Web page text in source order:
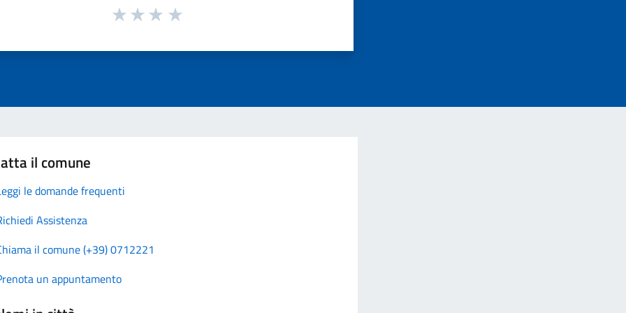
il comune
le domande frequenti
Assistenza
il comune (+39) 0712221
un appuntamento